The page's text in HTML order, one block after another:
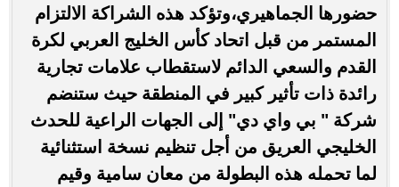
حضورها الجماهيري،وتؤكد هذه الشراكة الالتزام
المستمر من قبل اتحاد كأس الخليج العربي لكرة
القدم والسعي الدائم لاستقطاب علامات تجارية
رائدة ذات تأثير كبير في المنطقة حيث ستنضم
شركة " بي واي دي" إلى الجهات الراعية للحدث
الخليجي العريق من أجل تنظيم نسخة استثنائية
لما تحمله هذه البطولة من معان سامية وقيم